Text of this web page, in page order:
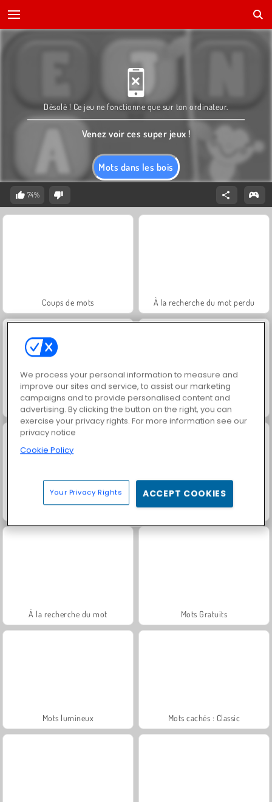
Mots dans les bois
Désolé ! Ce jeu ne fonctionne que sur ton ordinateur.
Venez voir ces super jeux !
74%
Coups de mots À la recherche du mot perdu
Mots cachés Trouve les Mots
Chercheur de mots
À la recherche du mot Mots Gratuits
Mots lumineux Mots cachés : Classic
We process your personal information to measure and
improve our sites and service, to assist our marketing
campaigns and to provide personalised content and
advertising. By clicking the button on the right, you can
exercise your privacy rights. For more information see our
privacy notice
Cookie Policy
Your Privacy Rights ACCEPT COOKIES